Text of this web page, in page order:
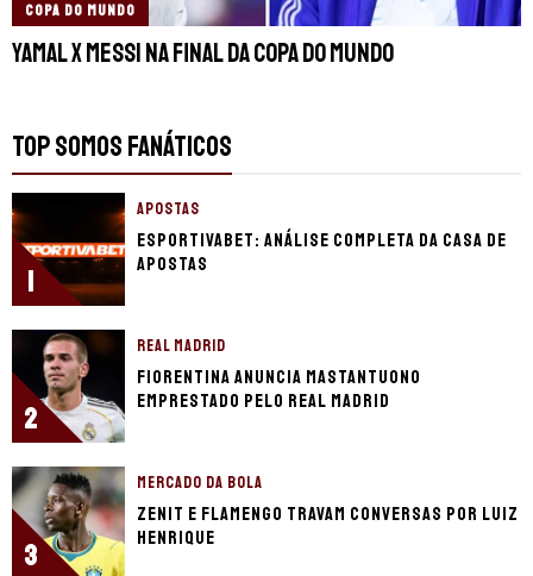
COPA DO MUNDO
Yamal x Messi na final da Copa do Mundo
TOP SOMOS FANÁTICOS
1
APOSTAS
EsportivaBet: análise completa da casa de
apostas
2
REAL MADRID
Fiorentina anuncia Mastantuono
emprestado pelo Real Madrid
3
MERCADO DA BOLA
Zenit e Flamengo travam conversas por Luiz
Henrique